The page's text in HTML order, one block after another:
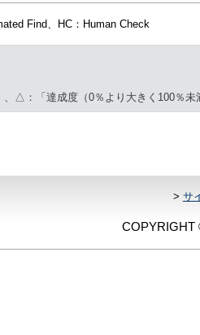
Find、HC： Human Check
△：「達成度（0％より大きく100％未
> サ
COPYRIGHT